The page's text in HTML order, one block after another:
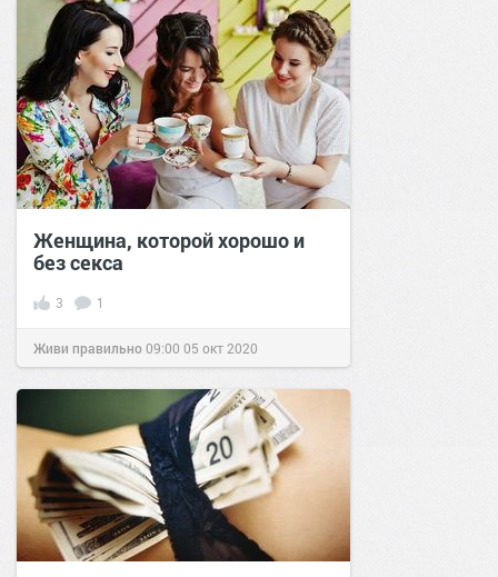
Женщина, которой хорошо и
без секса
3 1
Живи правильно09:00 05 окт 2020